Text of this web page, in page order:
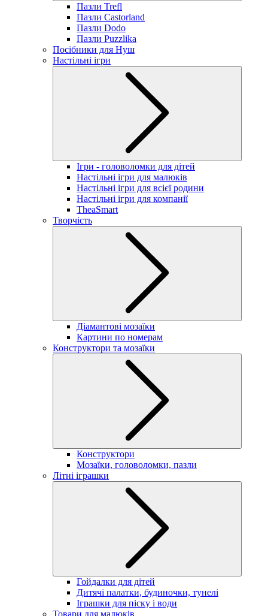
Пазли Trefl
Пазли Castorland
Пазли Dodo
Пазли Puzzlika
Посібники для Нуш
Настільні ігри
Ігри - головоломки для дітей
Настільні ігри для малюків
Настільні ігри для всієї родини
Настільні ігри для компанії
TheaSmart
Творчість
Діамантові мозаїки
Картини по номерам
Конструктори та мозаїки
Конструктори
Мозаїки, головоломки, пазли
Літні іграшки
Гойдалки для дітей
Дитячі палатки, будиночки, тунелі
Іграшки для піску і води
Товари для малюків